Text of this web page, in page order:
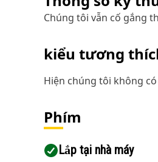
Chúng tôi vẫn cố gắng
kiểu tương
Hiện chúng tôi không
Phím
Lắp tại nhà máy